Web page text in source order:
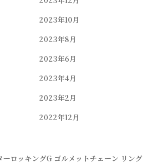
2023年10月
2023年8月
2023年6月
2023年4月
2023年2月
2022年12月
ロッキングG ゴルメットチェーン リング